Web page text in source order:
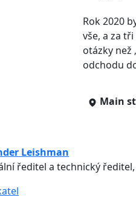
Rok 2020
vše, a za
otázky
odchodu
Main
Leishman
ředitel a technický